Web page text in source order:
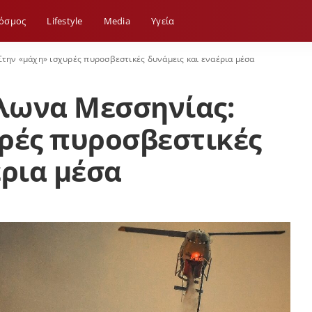
Lifestyle Media Yγεία
«μάχη» ισχυρές πυροσβεστικές δυνάμεις και εναέρια μέσα
Μεσσηνίας:
πυροσβεστικές
μέσα